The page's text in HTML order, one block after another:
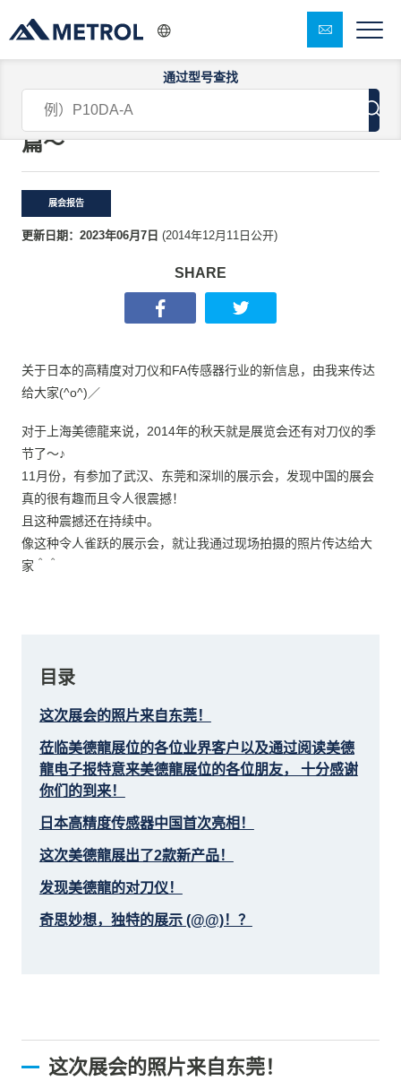
通过型号查找
令人震撼的中国！〜东莞DMP模具展
篇〜
展会报告
更新日期： 2023年06月7日 (2014年12月11日 公开)
SHARE
关于日本的高精度对刀仪和FA传感器行业的新信息，由我来传达
给大家(^o^)／
对于上海美德龍来说，2014年的秋天就是展览会还有对刀仪的季
节了～♪
11月份，有参加了武汉、东莞和深圳的展示会，发现中国的展会
真的很有趣而且令人很震撼！
且这种震撼还在持续中。
像这种令人雀跃的展示会，就让我通过现场拍摄的照片传达给大
家＾＾
目录
这次展会的照片来自东莞！
莅临美德龍展位的各位业界客户以及通过阅读美德
龍电子报特意来美德龍展位的各位朋友， 十分感谢
你们的到来！
日本高精度传感器中国首次亮相！
这次美德龍展出了2款新产品！
发现美德龍的对刀仪！
奇思妙想，独特的展示 (@@)！？
这次展会的照片来自东莞！